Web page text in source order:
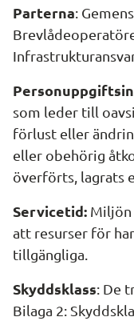
Parterna:
som leder till
förlust eller
eller obehörig
överförts, lagrats
Servicetid: Miljön
att resurser för
tillgängliga.
Skyddsklass: De
Bilaga 2: